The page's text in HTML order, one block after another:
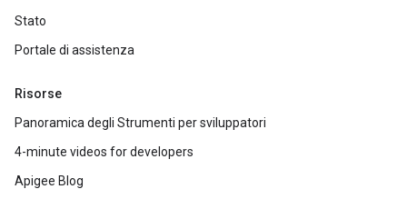
Stato
Portale di assistenza
Risorse
Panoramica degli Strumenti per sviluppatori
4-minute videos for developers
Apigee Blog